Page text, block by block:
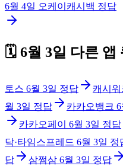
6월 4일 오케이캐시백 정답
🗓️ 6월 3일 다른 앱
토스 6월 3일 정답 캐시워
월 3일 정답 카카오뱅크 6
카카오페이
6월 3일 정답
닥·타임스프레드 6월 3일 정
답
삼쩜삼 6월 3일 정답